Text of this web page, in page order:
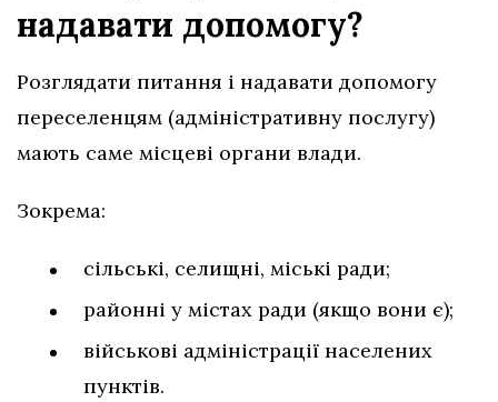
надавати допомогу?
Розглядати питання і надавати допомогу
переселенцям (адміністративну послугу)
мають саме місцеві органи влади.
Зокрема:
сільські, селищні, міські ради;
районні у містах ради (якщо вони є);
військові адміністрації населених
пунктів.